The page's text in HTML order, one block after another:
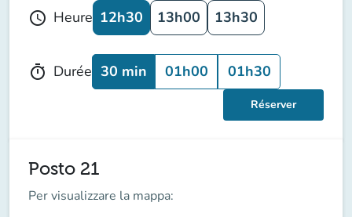
schedule Heure 12h30 13h00 13h30
timer Durée 30 min 01h00 01h30
Réserver
Posto 21
Per visualizzare la mappa: